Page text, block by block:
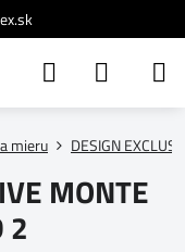
mieru DESIGN
MONTE
2